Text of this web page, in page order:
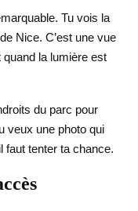
Tu vois la
Nice. C’est une vue
la lumière est
du parc pour
veux une photo qui
faut tenter ta chance.